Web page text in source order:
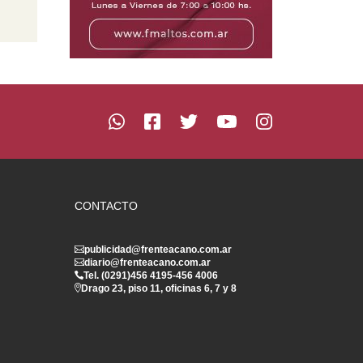
CONTACTO
publicidad@frenteacano.com.ar
diario@frenteacano.com.ar
Tel. (0291)456 4195-456 4006
Drago 23, piso 11, oficinas 6, 7 y 8